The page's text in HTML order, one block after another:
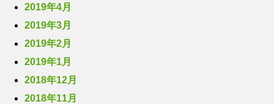
2019年4月
2019年3月
2019年2月
2019年1月
2018年12月
2018年11月